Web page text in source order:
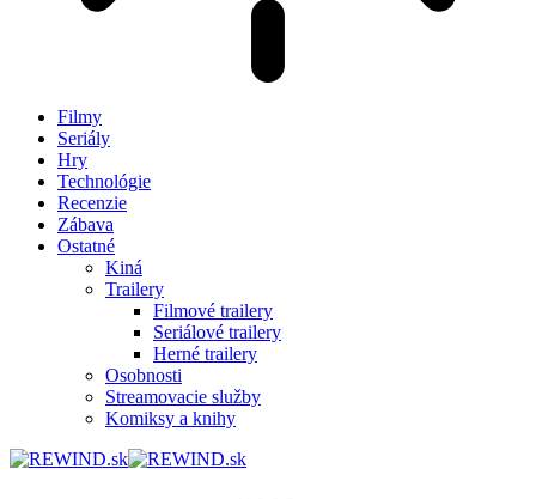
Filmy
Seriály
Hry
Technológie
Recenzie
Zábava
Ostatné
Kiná
Trailery
Filmové trailery
Seriálové trailery
Herné trailery
Osobnosti
Streamovacie služby
Komiksy a knihy